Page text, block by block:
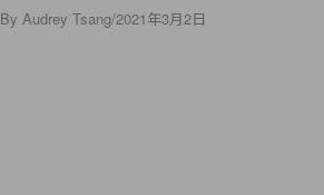
By Audrey Tsang/2021年3月2日